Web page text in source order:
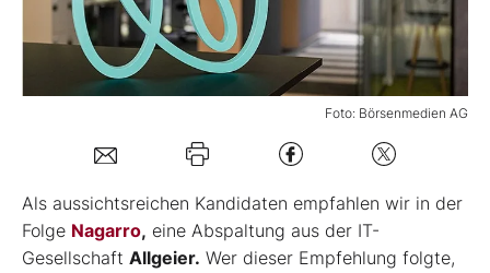
Mein Konto
Kontakt
Foto: Börsenmedien AG
Als aussichtsreichen Kandidaten empfahlen wir in der
Folge Nagarro, eine Abspaltung aus der IT-
Gesellschaft Allgeier. Wer dieser Empfehlung folgte,